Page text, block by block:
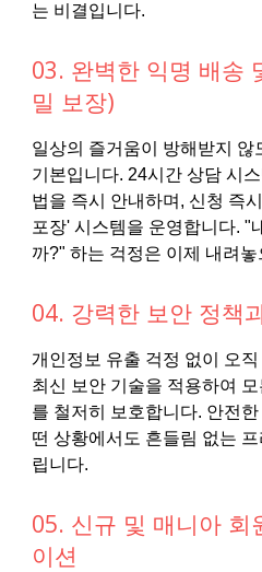
는 비결입니다.
03. 완벽한 익명 배송
밀 보장)
일상의 즐거움이 방해받지 않
기본입니다. 24시간 상담 시
법을 즉시 안내하며, 신청 즉
포장' 시스템을 운영합니다. "
까?" 하는 걱정은 이제 내려
04. 강력한 보안 정책
개인정보 유출 걱정 없이 오
최신 보안 기술을 적용하여
를 철저히 보호합니다. 안전
떤 상황에서도 흔들림 없는
립니다.
05. 신규 및 매니아 회
이션